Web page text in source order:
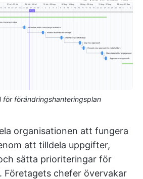
för förändringshanteringsplan
organisationen att fungera
att tilldela uppgifter,
sätta prioriteringar för
Företagets chefer övervakar